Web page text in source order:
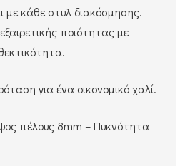
με κάθε στυλ διακόσμησης.
ποιότητας με
για ένα οικονομικό χαλί.
πέλους 8mm – Πυκνότητα